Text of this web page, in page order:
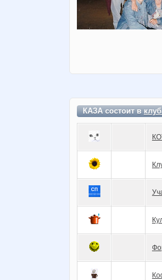
КАЗА состоит в